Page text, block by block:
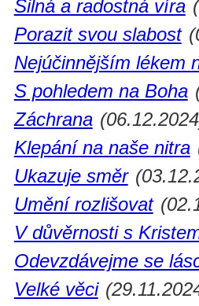
Silná a radostná víra
Porazit svou slabost
Nejúčinnějším lékem
S pohledem na Boha
Záchrana
Klepání na naše nitra
Ukazuje směr
Umění rozlišovat
V důvěrnosti s
Odevzdávejme se
Velké věci